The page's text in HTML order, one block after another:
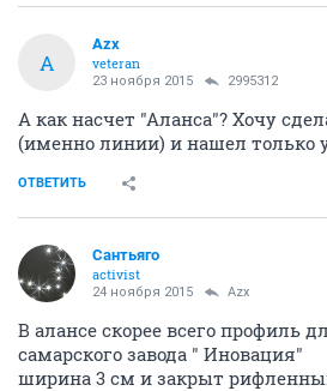
A
Azx
veteran
23 ноября 2015 2995312
А как насчет "Аланса"? Хочу
(именно линии) и нашел только
ОТВЕТИТЬ
Сантьяго
activist
24 ноября 2015 Azx
В алансе скорее всего профиль
самарского завода " Иновация"
ширина 3 см и закрыт